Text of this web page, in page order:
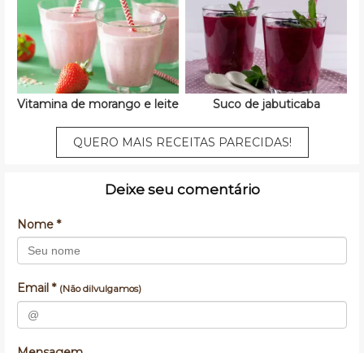
Vitamina de morango e leite Suco de jabuticaba
QUERO MAIS RECEITAS PARECIDAS!
Deixe seu comentário
Nome *
Email * (Não dilvulgamos)